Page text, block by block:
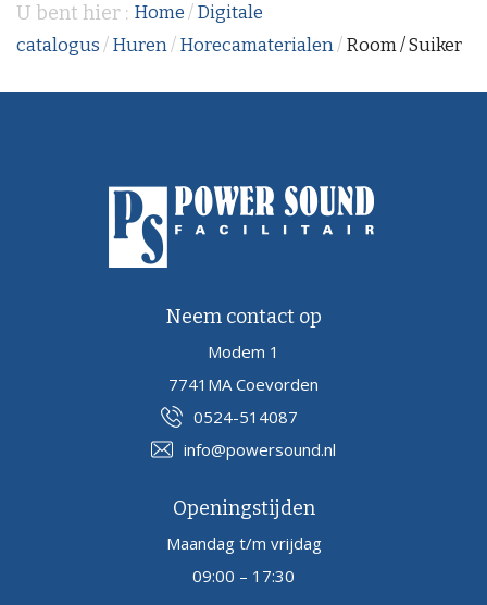
U bent hier : Home / Digitale
catalogus / Huren/ Horecamaterialen/ Room / Suiker
Neem contact op
Modem 1
7741MA Coevorden
0524-514087
info@powersound.nl
Openingstijden
Maandag t/m vrijdag
09:00 – 17:30